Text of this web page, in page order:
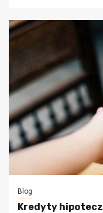
Blog
Kredyty